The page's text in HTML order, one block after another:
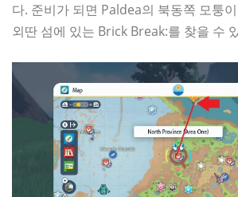
다. 준비가 되면 Paldea의 북동쪽 모퉁
외딴 섬에 있는 Brick Break:를 찾을 수